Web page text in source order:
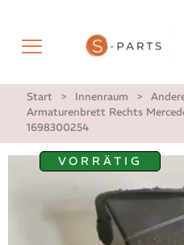
Start > Innenraum >
Armaturenbrett Rechts
1698300254
VORRÄTIG